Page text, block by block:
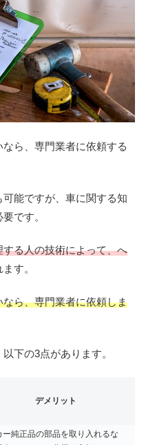
ら、専門業者に依頼する
能ですが、車に関する知
です。
る人の技術によって、へ
す。
ら、専門業者に依頼しま
下の3点があります。
デメリット
ー純正品の部品を取り入れるな